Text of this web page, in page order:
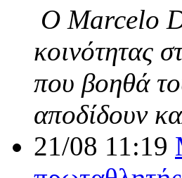
Ο Marcelo
κοινότητας
που βοηθά
αποδίδουν
21/08 11:19